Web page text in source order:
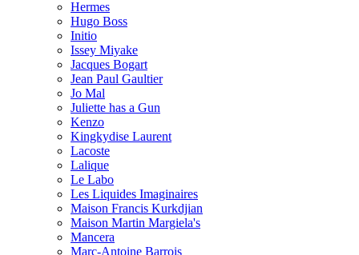
Hermes
Hugo Boss
Initio
Issey Miyake
Jacques Bogart
Jean Paul Gaultier
Jo Mal
Juliette has a Gun
Kenzo
Kingkydise Laurent
Lacoste
Lalique
Le Labo
Les Liquides Imaginaires
Maison Francis Kurkdjian
Maison Martin Margiela's
Mancera
Marc-Antoine Barrois